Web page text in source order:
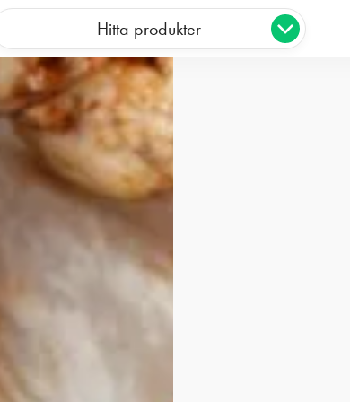
Hitta produkter